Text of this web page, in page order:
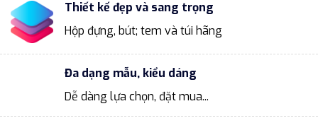
Thiết kế đẹp và sang trọng
Hộp đựng, bút; tem và túi hãng
Đa dạng mẫu, kiểu dáng
Dễ dàng lựa chọn, đặt mua...